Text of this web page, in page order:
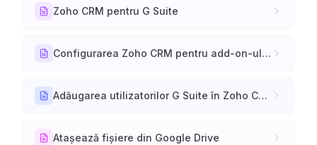
Zoho CRM pentru G Suite
Configurarea Zoho CRM pentru add-on-ul Gmail
Adăugarea utilizatorilor G Suite în Zoho CRM
Atașează fișiere din Google Drive